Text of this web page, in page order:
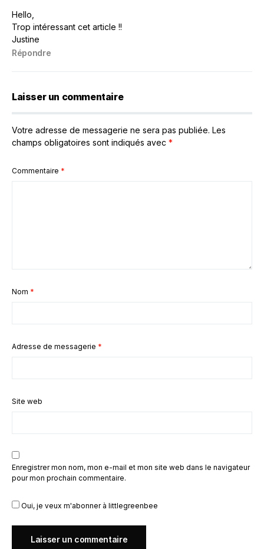
Hello,
Trop intéressant cet article !!
Justine
Répondre
Laisser un commentaire
Votre adresse de messagerie ne sera pas publiée. Les
champs obligatoires sont indiqués avec *
Commentaire *
Nom *
Adresse de messagerie *
Site web
Enregistrer mon nom, mon e-mail et mon site web dans le navigateur
pour mon prochain commentaire.
Oui, je veux m'abonner à littlegreenbee